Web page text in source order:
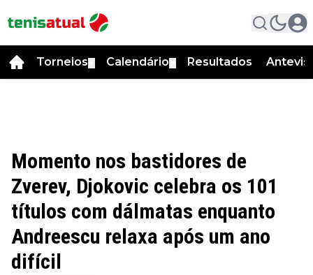
Torneios Calendário Resultados
Momento nos bastidores de
Zverev, Djokovic celebra os 101
títulos com dálmatas enquanto
Andreescu relaxa após um ano
difícil